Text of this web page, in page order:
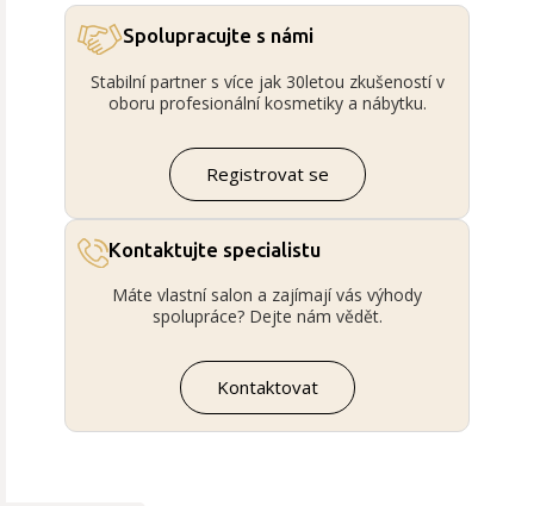
Spolupracujte s námi
Stabilní partner s více jak 30letou zkušeností v
oboru profesionální kosmetiky a nábytku.
Registrovat se
Kontaktujte specialistu
Máte vlastní salon a zajímají vás výhody
spolupráce? Dejte nám vědět.
Kontaktovat